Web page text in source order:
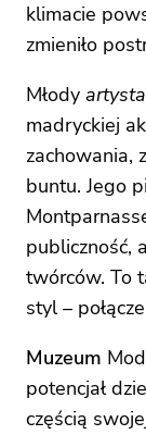
klimacie
zmieniło
Młody artysta
madryckiej
zachowania,
buntu. Jego
publiczność,
twórców. To
styl –
Muzeum
potencjał
częścią